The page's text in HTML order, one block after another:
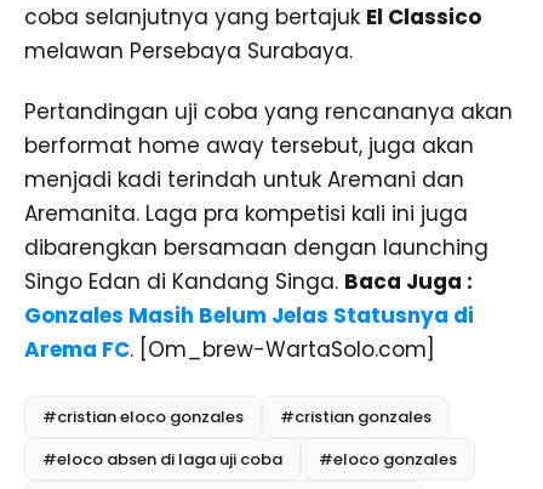
coba selanjutnya yang bertajuk El Classico
melawan Persebaya Surabaya.
Pertandingan uji coba yang rencananya akan
berformat home away tersebut, juga akan
menjadi kadi terindah untuk Aremani dan
Aremanita. Laga pra kompetisi kali ini juga
dibarengkan bersamaan dengan launching
Singo Edan di Kandang Singa. Baca Juga :
Gonzales Masih Belum Jelas Statusnya di
Arema FC. [Om_brew-WartaSolo.com]
#cristian eloco gonzales
#cristian gonzales
#eloco absen di laga uji coba
#eloco gonzales